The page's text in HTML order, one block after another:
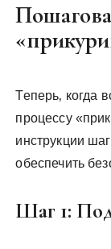
Теперь‚ когда
процессу
инструкции
обеспечить
Шаг 1: